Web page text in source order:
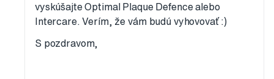
vyskúšajte Optimal Plaque Defence alebo
Intercare. Verím, že vám budú vyhovovať :)
S pozdravom,